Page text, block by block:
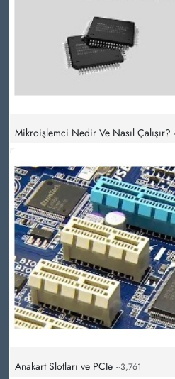
Mikroişlemci Nedir Ve Nasıl Çalışır?
Anakart Slotları ve PCIe ~3,761